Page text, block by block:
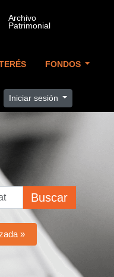
FONDOS
Iniciar sesión
Buscar
»